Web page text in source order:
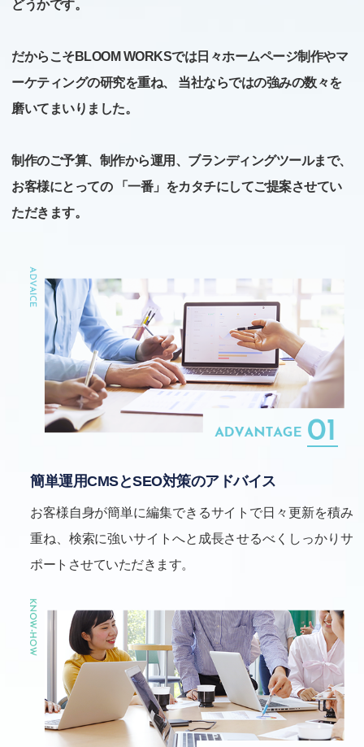
どうかです。
だからこそBLOOM WORKSでは日々ホームページ制作やマ
ーケティングの研究を重ね、
当社ならではの強みの数々を
磨いてまいりました。
制作のご予算、制作から運用、ブランディングツールまで、
お客様にとっての「一番」をカタチにしてご提案させてい
ただきます。
簡単運用CMSとSEO対策のアドバイス
お客様自身が簡単に編集できるサイトで日々更新を積み
重ね、検索に強いサイトへと成長させるべくしっかりサ
ポートさせていただきます。